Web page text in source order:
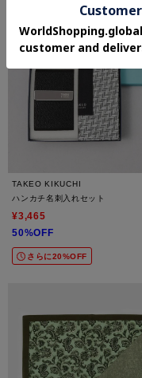
TAKEO KIKUCHI
ハンカチ名刺入れセット
¥3,465
50%OFF
さらに20%OFF